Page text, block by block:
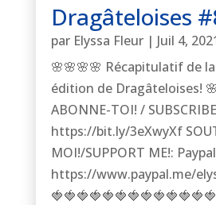
Dragâteloises
par Elyssa Fleur| Juil 4,
🌸🌸🌸🌸 Récapitulatif de
édition de Dragâteloises!
ABONNE-TOI! /
https://bit.ly/3eXwyXf
MOI!/SUPPORT ME!:
https://www.paypal.me/